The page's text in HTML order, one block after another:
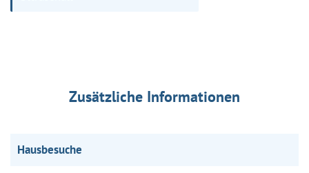
Zusätzliche Informationen
Hausbesuche